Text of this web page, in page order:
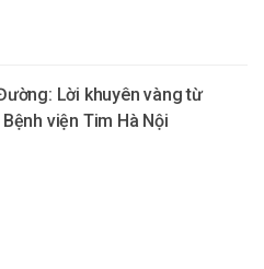
Lời khuyên vàng từ
viện Tim Hà Nội